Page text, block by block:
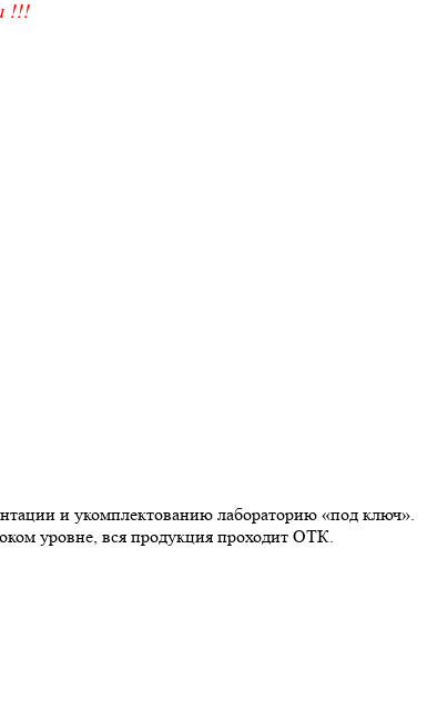
!!!
и укомплектованию лабораторию «под ключ».
уровне, вся продукция проходит ОТК.